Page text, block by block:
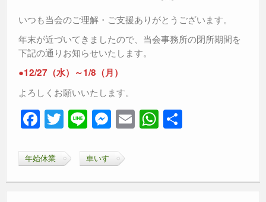
いつも当会のご理解・ご支援ありがとうございます。
年末が近づいてきましたので、当会事務所の閉所期間を
下記の通りお知らせいたします。
●12/27（水）～1/8（月）
よろしくお願いいたします。
F
a
c
e
T
wi
tt
er
Li
n
e
M
e
ss
e
E
m
W
h
s
年始休業 車いす